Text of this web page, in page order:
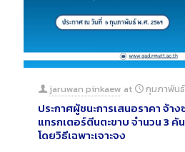
jaruwan pinkaew at กุมภาพัน
ประกาศผู้ชนะการเสนอราคา จ้า
แทรกเตอร์ตีนตะขาบ จำนวน 3
โดยวิธีเฉพาะเจาะจง